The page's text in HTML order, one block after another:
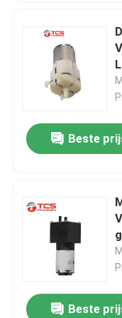
Thuis
VR-show
Beste
Beste